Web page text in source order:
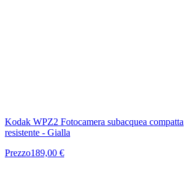
Kodak WPZ2 Fotocamera subacquea compatta
resistente - Gialla
Prezzo189,00 €